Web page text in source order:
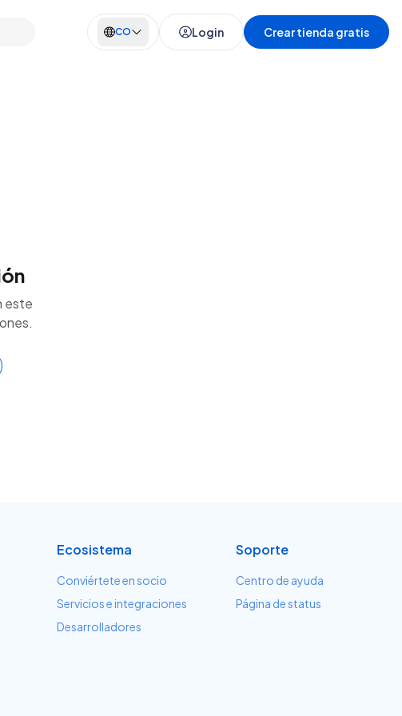
CO Login Crear tienda gratis
este
Ecosistema
Conviértete en socio
Servicios e integraciones
Desarrolladores
Soporte
Centro de ayuda
Página de status